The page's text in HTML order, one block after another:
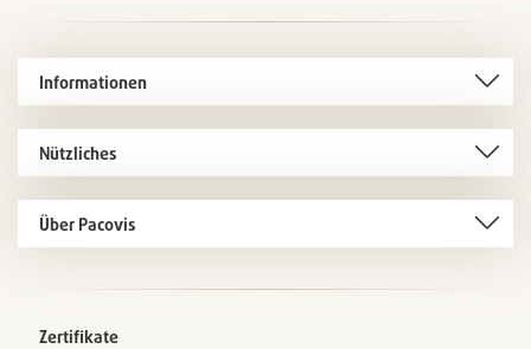
Informationen
Nützliches
Über Pacovis
Zertifikate